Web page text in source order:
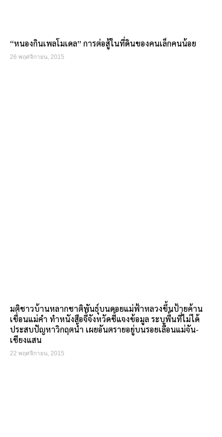
“หนองกินเพลโมเดล” การต่อสู้ในที่ดินของคนเล็กคนน้อย
26 พฤศจิกายน, 2015
มติชาวบ้านหลากชาติพันธุ์บนดอยแม่ฟ้าหลวงขึ้นป้ายค้าน
เขื่อนแม่คำ ทำหนังสือจี้จังหวัดชี้แจงข้อมูล ระบุพื้นที่ไม่ได้
ประสบปัญหาวิกฤตน้ำ เผยอันตรายอยู่บนรอยเลื่อนแม่จัน-
เชียงแสน
22 พฤศจิกายน, 2015